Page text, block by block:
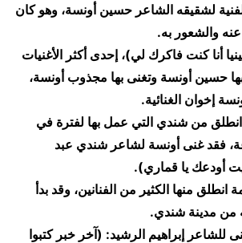
لشقيقه الشاعر حسين أونسة، وهو كان
عنه والشعور به.
أنا كنت فاكرك لي)، إحدى أكثر الأغنيات
حسين أونسة وتغنى بها مجذوب أونسة،
إخوان الغنائية.
من شندي التي عمل بها لفترة في
فقد غنى أونسة لشاعر شندي عبد
أودعك يا قماري).
منها الكثير من الفنانين، وقد بدأ
من مدينة شندي.
للشاعر إبراهيم الرشيد: (آخر خبر كتبوا